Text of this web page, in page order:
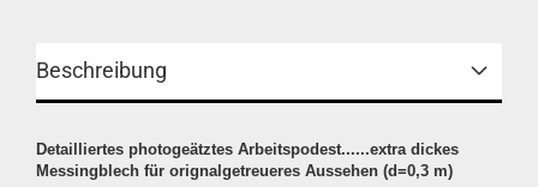
Beschreibung
Detailliertes photogeätztes Arbeitspodest......extra dickes
Messingblech für orignalgetreueres Aussehen (d=0,3 m)